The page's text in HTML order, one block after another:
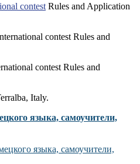
contest Rules and Application
contest Rules and
contest Rules and
Italy.
языка, самоучители,